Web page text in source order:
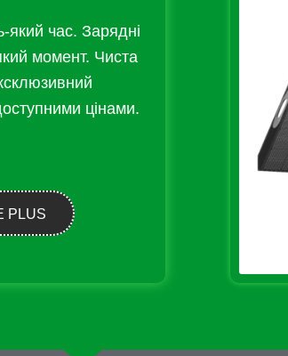
який час. Зарядні
момент. Чиста
цінами.
PLUS